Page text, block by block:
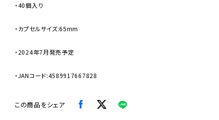
・40個入り
・カプセルサイズ:65mm
・2024年7月発売予定
・JANコード:4589917667828
この商品をシェア